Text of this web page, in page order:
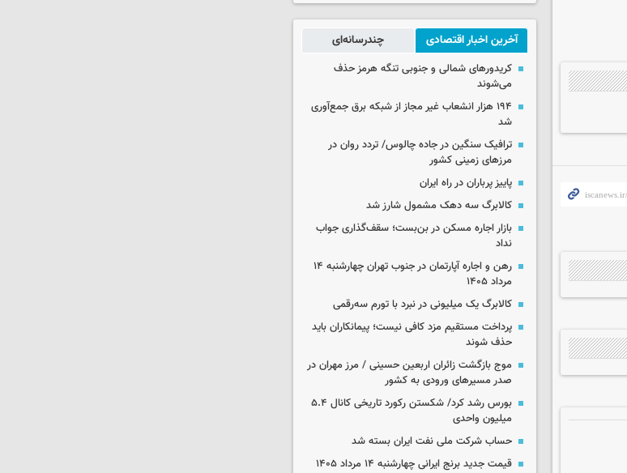
آخرین اخبار اقتصادی چندرسانه‌ای
کریدورهای شمالی و جنوبی تنگه هرمز حذف
می‌شوند
۱۹۴ هزار انشعاب غیر مجاز از شبکه برق جمع‌آوری
شد
ترافیک سنگین در جاده چالوس/ تردد روان در
مرزهای زمینی کشور
پاییز پرباران در راه ایران
کالابرگ سه دهک مشمول شارز شد
بازار اجاره مسکن در بن‌بست؛ سقف‌گذاری جواب
نداد
رهن و اجاره آپارتمان در جنوب تهران چهارشنبه ۱۴
مرداد ۱۴۰۵
کالابرگ یک میلیونی در نبرد با تورم سه‌رقمی
پرداخت مستقیم مزد کافی نیست؛ پیمانکاران باید
حذف شوند
موج بازگشت زائران اربعین حسینی / مرز مهران در
صدر مسیرهای ورودی به کشور
بورس رشد کرد/ شکستن رکورد تاریخی کانال ۵.۴
میلیون واحدی
حساب‌ شرکت ملی نفت ایران بسته شد
قیمت جدید برنج ایرانی چهارشنبه ۱۴ مرداد ۱۴۰۵